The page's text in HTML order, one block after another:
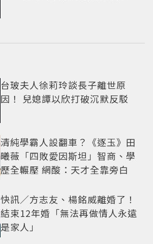
台玻夫人徐莉玲談長子離世原
因！ 兒媳譚以欣打破沉默反駁
清純學霸人設翻車？《逐玉》田
曦薇「四敗愛因斯坦」智商、學
歷全輾壓 網酸：天才全靠旁白
快訊／方志友、楊銘威離婚了！
結束12年婚「無法再做情人永遠
是家人」